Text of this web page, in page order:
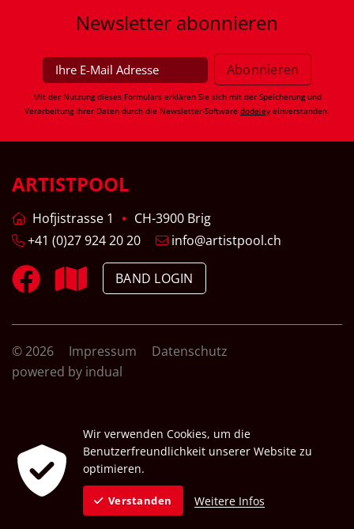
Newsletter abonnieren
Mit der Nutzung dieses Formulars erklären Sie sich mit der Speicherung und
Verarbeitung Ihrer Daten durch die Newsletter-Software dodeley einverstanden.
ARTISTPOOL
Hofjistrasse 1
CH-3900 Brig
+41 (0)27 924 20 20
info@artistpool.ch
BAND LOGIN
© 2026 Impressum
Datenschutz
powered by indual
Wir verwenden Cookies, um die
Benutzerfreundlichkeit unserer Website zu
optimieren.
Verstanden Weitere Infos